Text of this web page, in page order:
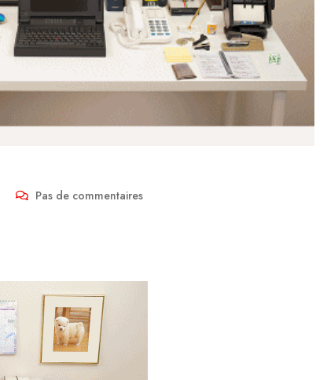
Pas de commentaires